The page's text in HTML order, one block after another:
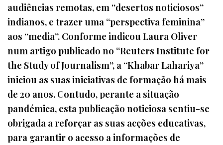
audiências remotas, em “desertos noticiosos”
indianos, e trazer uma “perspectiva feminina”
aos “media”. Conforme indicou Laura Oliver
num artigo publicado no “Reuters Institute for
the Study of Journalism”, a “Khabar Lahariya”
iniciou as suas iniciativas de formação há mais
de 20 anos. Contudo, perante a situação
pandémica, esta publicação noticiosa sentiu-se
obrigada a reforçar as suas acções educativas,
para garantir o acesso a informações de